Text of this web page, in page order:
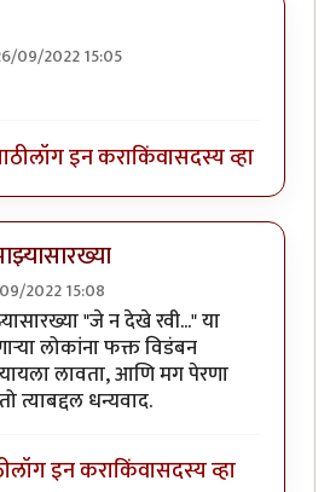
09/2022 15:05
लॉग इन कराकिंवासदस्य व्हा
2022 15:08
"जे न देखे रवी..." या
लोकांना फक्त विडंबन
यायला लावता, आणि मग पेरणा
त्याबद्दल धन्यवाद.
लॉग इन कराकिंवासदस्य व्हा